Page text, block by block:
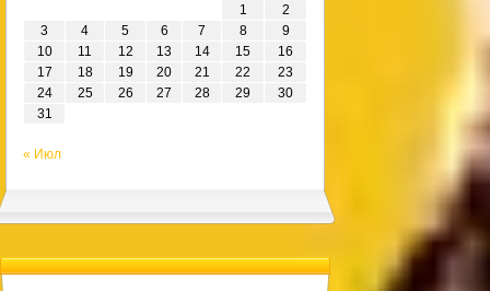
1
2
3
4 5 6 7 8
9
10
11 12 13 14 15
16
17
18 19 20 21 22
23
24
25 26 27 28 29
30
31
« Июл